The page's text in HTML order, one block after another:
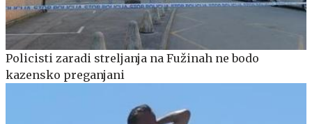
Policisti zaradi streljanja na Fužinah ne bodo
kazensko preganjani